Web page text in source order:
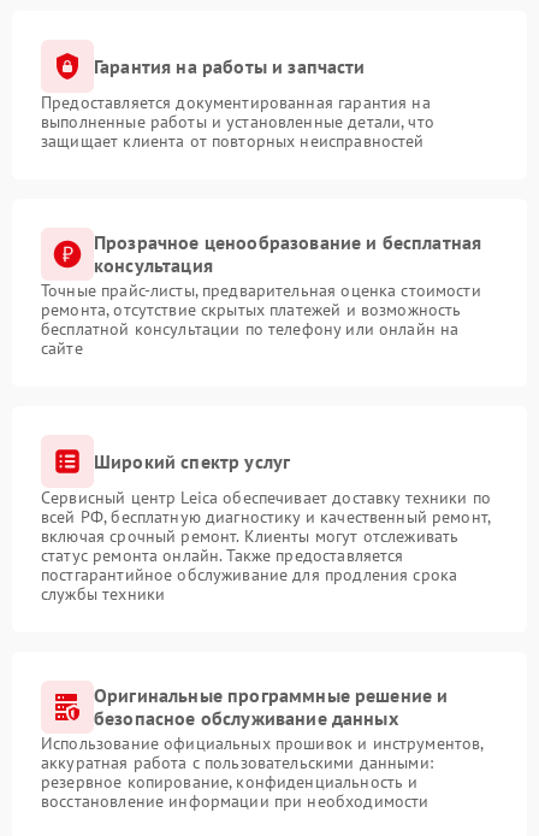
Гарантия на работы и запчасти
Предоставляется документированная гарантия на
выполненные работы и установленные детали, что
защищает клиента от повторных неисправностей
Прозрачное ценообразование и бесплатная
консультация
Точные прайс-листы, предварительная оценка стоимости
ремонта, отсутствие скрытых платежей и возможность
бесплатной консультации по телефону или онлайн на
сайте
Широкий спектр услуг
Сервисный центр Leica обеспечивает доставку техники по
всей РФ, бесплатную диагностику и качественный ремонт,
включая срочный ремонт. Клиенты могут отслеживать
статус ремонта онлайн. Также предоставляется
постгарантийное обслуживание для продления срока
службы техники
Оригинальные программные решение и
безопасное обслуживание данных
Использование официальных прошивок и инструментов,
аккуратная работа с пользовательскими данными:
резервное копирование, конфиденциальность и
восстановление информации при необходимости